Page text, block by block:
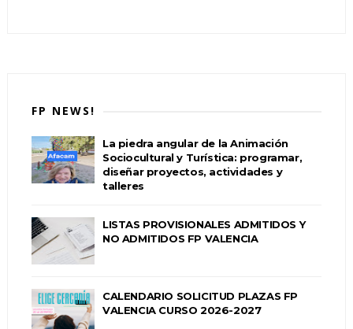
FP NEWS!
La piedra angular de la Animación
Sociocultural y Turística: programar,
diseñar proyectos, actividades y
talleres
LISTAS PROVISIONALES ADMITIDOS Y
NO ADMITIDOS FP VALENCIA
CALENDARIO SOLICITUD PLAZAS FP
VALENCIA CURSO 2026-2027